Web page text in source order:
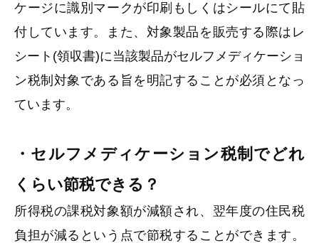
ケージに識別マークが印刷もしくはシールにて貼
付しています。また、対象製品を販売する際はレ
シート(領収書)に当該製品がセルフメディケーショ
ン税制対象である旨を明記することが必須となっ
ています。
・セルフメディケーション税制でどれ
くらい節税できる？
所得税の課税対象額が減額され、翌年度の住民税
負担が減るという点で節税することができます。